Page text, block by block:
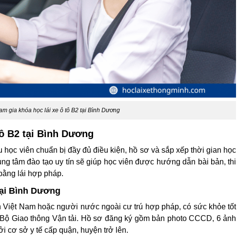
gia khóa học lái xe ô tô B2 tại Bình Dương
B2 tại Bình Dương
học viên chuẩn bị đầy đủ điều kiện, hồ sơ và sắp xếp thời gian học
tâm đào tạo uy tín sẽ giúp học viên được hướng dẫn bài bản, thi
lái hợp pháp.
Bình Dương
Việt Nam hoặc người nước ngoài cư trú hợp pháp, có sức khỏe tốt
Giao thông Vận tải. Hồ sơ đăng ký gồm bản photo CCCD, 6 ảnh
cơ sở y tế cấp quận, huyện trở lên.